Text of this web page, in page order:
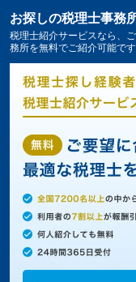
IT・インターネッ
理士・会計事務
お探しの税理士事務
税理士紹介サービスなら、
務所を無料でご紹介可能です